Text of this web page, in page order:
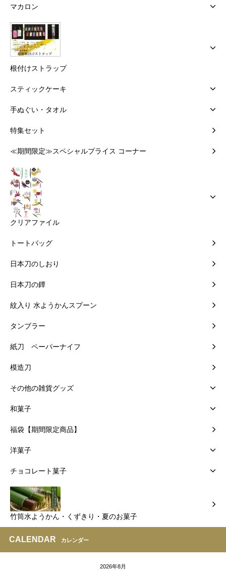
マカロン
根付けストラップ
スティックケーキ
手ぬぐい・タオル
特集セット
≪期間限定≫スペシャルプライス コーナー
クリアファイル
トートバッグ
日本刀のしおり
日本刀の鐔
紋入り 水ようかんスプーン
タンブラー
紙刀 ペーパーナイフ
模造刀
その他の雑貨グッズ
和菓子
福袋【期間限定商品】
洋菓子
チョコレート菓子
竹筒水ようかん・くずきり・夏のお菓子
CALENDAR カレンダー
2026年8月